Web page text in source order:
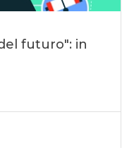
futuro": in